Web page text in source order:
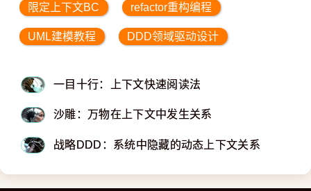
限定上下文BC refactor重构编程
UML建模教程 DDD领域驱动设计
一目十行：上下文快速阅读法
沙雕：万物在上下文中发生关系
战略DDD：系统中隐藏的动态上下文关系